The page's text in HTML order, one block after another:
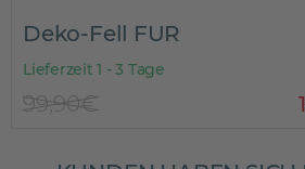
Deko-Fell FUR
Lieferzeit 1 - 3 Tage
99,90€